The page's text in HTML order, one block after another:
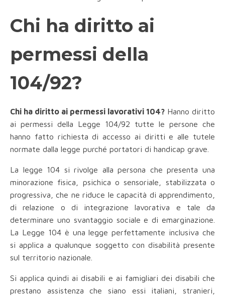
Chi ha diritto ai
permessi della
104/92?
Chi ha diritto ai permessi lavorativi 104? Hanno diritto
ai permessi della Legge 104/92 tutte le persone che
hanno fatto richiesta di accesso ai diritti e alle tutele
normate dalla legge purché portatori di handicap grave.
La legge 104 si rivolge alla persona che presenta una
minorazione fisica, psichica o sensoriale, stabilizzata o
progressiva, che ne riduce le capacità di apprendimento,
di relazione o di integrazione lavorativa e tale da
determinare uno svantaggio sociale e di emarginazione.
La Legge 104 è una legge perfettamente inclusiva che
si applica a qualunque soggetto con disabilità presente
sul territorio nazionale.
Si applica quindi ai disabili e ai famigliari dei disabili che
prestano assistenza che siano essi italiani, stranieri,